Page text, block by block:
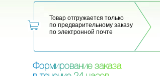
Товар отгружается только
по предварительному заказу
по электронной почте
Формирование заказа